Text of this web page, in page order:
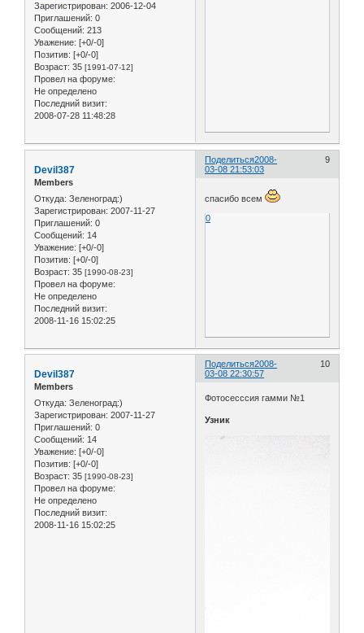
Зарегистрирован: 2006-12-04
Приглашений: 0
Сообщений: 213
Уважение: [+0/-0]
Позитив: [+0/-0]
Возраст: 35 [1991-07-12]
Провел на форуме:
Не определено
Последний визит:
2008-07-28 11:48:28
Поделиться 9
2008-
03-08 21:53:03
Devil387
Members
Откуда: Зеленоград:)
Зарегистрирован: 2007-11-27
Приглашений: 0
Сообщений: 14
Уважение: [+0/-0]
Позитив: [+0/-0]
Возраст: 35 [1990-08-23]
Провел на форуме:
Не определено
Последний визит:
2008-11-16 15:02:25
спасибо всем
0
Поделиться 10
2008-
03-08 22:30:57
Devil387
Members
Откуда: Зеленоград:)
Зарегистрирован: 2007-11-27
Приглашений: 0
Сообщений: 14
Уважение: [+0/-0]
Позитив: [+0/-0]
Возраст: 35 [1990-08-23]
Провел на форуме:
Не определено
Последний визит:
2008-11-16 15:02:25
Фотосесссия гамми №1
Узник